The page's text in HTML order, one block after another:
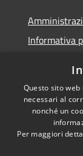
Informativa
RSS
Questo sito
necessari al
nonché un
Per maggiori